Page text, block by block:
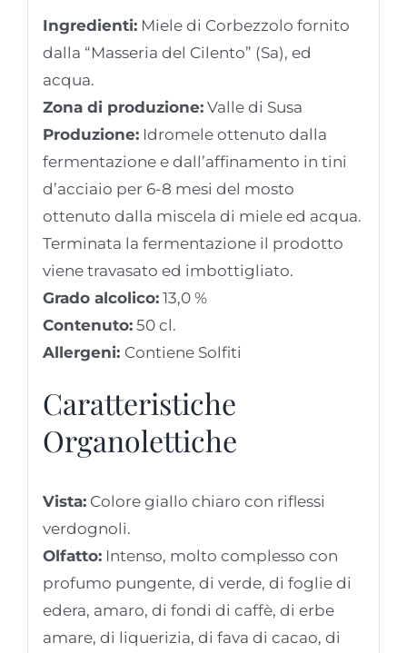
Ingredienti:Miele di Corbezzolo fornito
dalla “Masseria del Cilento” (Sa), ed
acqua.
Zona di produzione:Valle di Susa
Produzione:Idromele ottenuto dalla
fermentazione e dall’affinamento in tini
d’acciaio per 6-8 mesi del mosto
ottenuto dalla miscela di miele ed acqua.
Terminata la fermentazione il prodotto
viene travasato ed imbottigliato.
Grado alcolico:13,0 %
Contenuto:50 cl.
Allergeni: Contiene Solfiti
Caratteristiche
Organolettiche
Vista:Colore giallo chiaro con riflessi
verdognoli.
Olfatto:Intenso, molto complesso con
profumo pungente, di verde, di foglie di
edera, amaro, di fondi di caffè, di erbe
amare, di liquerizia, di fava di cacao, di